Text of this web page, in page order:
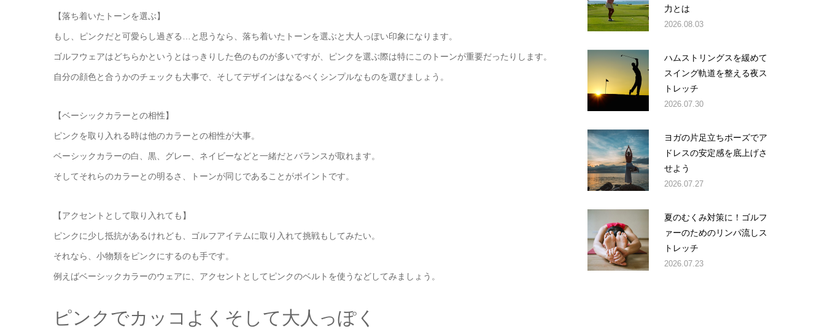
【落ち着いたトーンを選ぶ】
もし、ピンクだと可愛らし過ぎる…と思うなら、落ち着いたトーンを選ぶと大人っぽい印象になります。
ゴルフウェアはどちらかというとはっきりした色のものが多いですが、ピンクを選ぶ際は特にこのトーンが重要だったりします。
自分の顔色と合うかのチェックも大事で、そしてデザインはなるべくシンプルなものを選びましょう。
【ベーシックカラーとの相性】
ピンクを取り入れる時は他のカラーとの相性が大事。
ベーシックカラーの白、黒、グレー、ネイビーなどと一緒だとバランスが取れます。
そしてそれらのカラーとの明るさ、トーンが同じであることがポイントです。
【アクセントとして取り入れても】
ピンクに少し抵抗があるけれども、ゴルフアイテムに取り入れて挑戦もしてみたい。
それなら、小物類をピンクにするのも手です。
例えばベーシックカラーのウェアに、アクセントとしてピンクのベルトを使うなどしてみましょう。
ピンクでカッコよくそして大人っぽく
力とは
2026.08.03
ハムストリングスを緩めて
スイング軌道を整える夜ス
トレッチ
2026.07.30
ヨガの片足立ちポーズでア
ドレスの安定感を底上げさ
せよう
2026.07.27
夏のむくみ対策に！ゴルフ
ァーのためのリンパ流しス
トレッチ
2026.07.23